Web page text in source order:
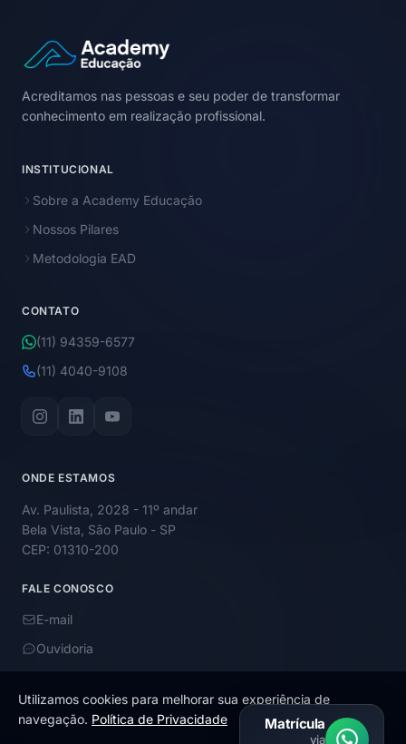
Acreditamos nas pessoas e seu poder de transformar
conhecimento em realização profissional.
INSTITUCIONAL
Sobre a Academy Educação
Nossos Pilares
Metodologia EAD
CONTATO
(11) 94359-6577
(11) 4040-9108
ONDE ESTAMOS
Av. Paulista, 2028 - 11º andar
Bela Vista, São Paulo - SP
CEP: 01310-200
FALE CONOSCO
E-mail
Ouvidoria
Matrícula
via
Utilizamos cookies para melhorar sua experiência de
navegação. Política de Privacidade